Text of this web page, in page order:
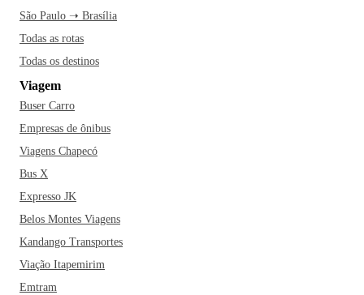
São Paulo ➝ Brasília
Todas as rotas
Todas os destinos
Viagem
Buser Carro
Empresas de ônibus
Viagens Chapecó
Bus X
Expresso JK
Belos Montes Viagens
Kandango Transportes
Viação Itapemirim
Emtram